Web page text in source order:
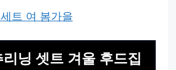
트 여 봄가을
닝 셋트 겨울 후드집